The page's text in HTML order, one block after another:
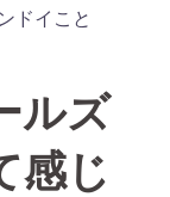
ドイこと
ルズ
感じ